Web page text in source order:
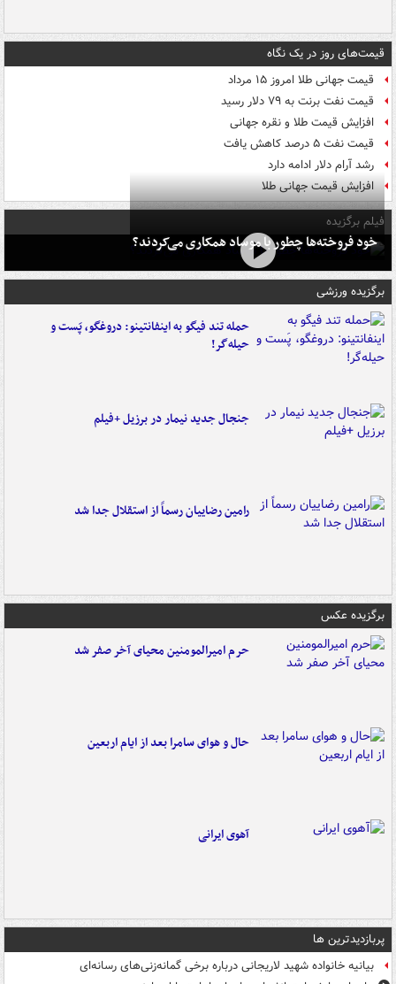
قیمت‌های روز در یک نگاه
قیمت جهانی طلا امروز ۱۵ مرداد
قیمت نفت برنت به ۷۹ دلار رسید
افزایش قیمت طلا و نقره جهانی
قیمت نفت ۵ درصد کاهش یافت
رشد آرام دلار ادامه دارد
افزایش قیمت جهانی طلا
فیلم برگزیده
خود فروخته‌ها چطور با موساد همکاری می‌کردند؟
برگزیده ورزشی
حمله تند فیگو به اینفانتینو: دروغگو، پَست‌ و
حیله‌گر!
جنجال جدید نیمار در برزیل +فیلم
رامین رضاییان رسماً از استقلال جدا شد
برگزیده عکس
حرم امیرالمومنین محیای آخر صفر شد
حال و هوای سامرا بعد از ایام اربعین
آهوی ایرانی
پربازدیدترین ها
بیانیه خانواده شهید لاریجانی درباره برخی گمانه‌زنی‌های رسانه‌ای